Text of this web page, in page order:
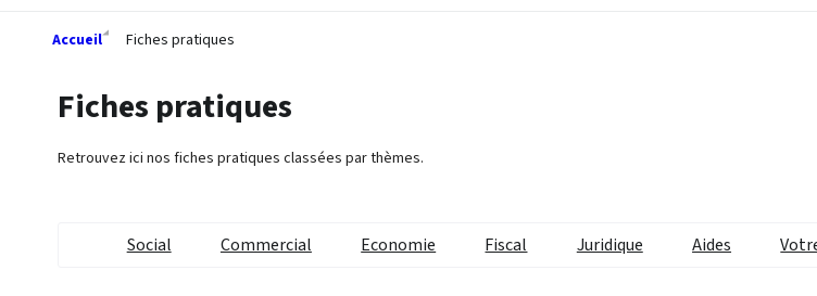
Accueil Fiches pratiques
Fiches pratiques
Retrouvez ici nos fiches pratiques classées par thèmes.
Social Commercial Economie Fiscal Juridique Aides